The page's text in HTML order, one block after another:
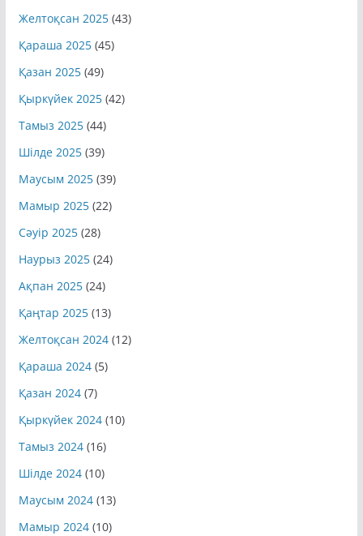
Желтоқсан 2025(43)
Қараша 2025(45)
Қазан 2025(49)
Қыркүйек 2025(42)
Тамыз 2025(44)
Шілде 2025(39)
Маусым 2025(39)
Мамыр 2025(22)
Сәуір 2025(28)
Наурыз 2025(24)
Ақпан 2025(24)
Қаңтар 2025(13)
Желтоқсан 2024(12)
Қараша 2024(5)
Қазан 2024(7)
Қыркүйек 2024(10)
Тамыз 2024(16)
Шілде 2024(10)
Маусым 2024(13)
Мамыр 2024(10)